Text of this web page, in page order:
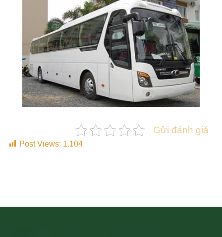
Gửi đánh giá
Post Views: 1.104